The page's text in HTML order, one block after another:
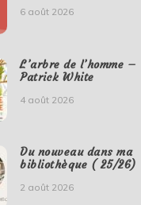
6 août 2026
L’arbre de l’homme –
Patrick White
4 août 2026
Du nouveau dans ma
bibliothèque ( 25/26)
2 août 2026